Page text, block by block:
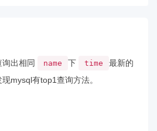
出相同 name 下 time
最新的
mysql有top1查询方法。